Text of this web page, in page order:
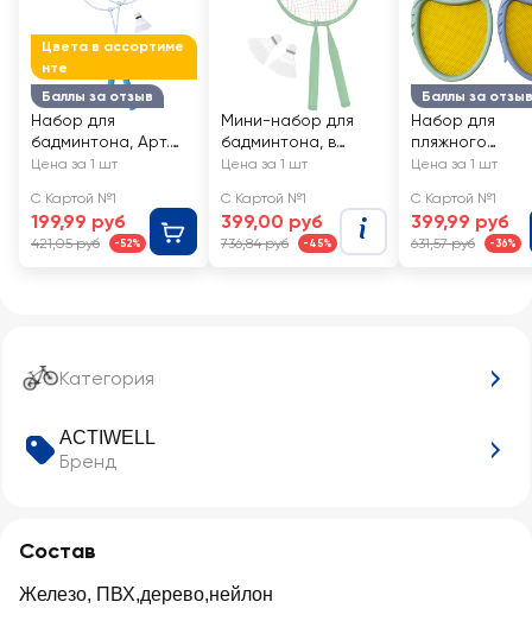
Категория
ACTIWELL
Бренд
Состав
Железо, ПВХ,дерево,нейлон
Цвета в ассортиме
нте
Баллы за отзыв
Набор для
бадминтона, Арт.
GFSP01-N
Цена за 1 шт
С Картой №1
199,99 руб
421,05 руб -52%
Мини-набор для
бадминтона, в
чехле, Арт.
Цена за 1 шт
С Картой №1
399,00 руб
736,84 руб -45%
Баллы за отзыв
Набор для
пляжного
бадминтона
предмета, Арт.
JH250831
Цена за 1 шт
С Картой №1
399,99 руб
631,57 руб -36%